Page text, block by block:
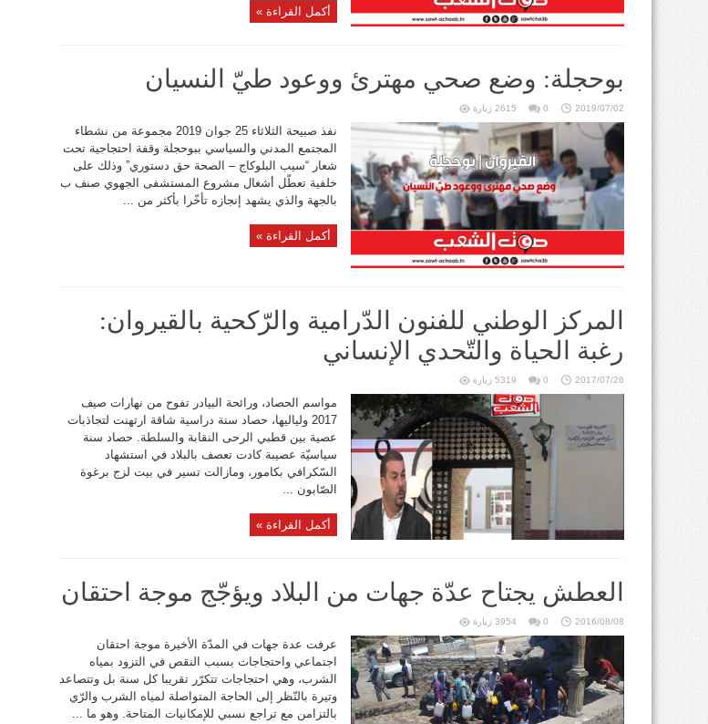
أكمل القراءة »
بوحجلة: وضع صحي مهترئ ووعود طيّ النسيان
2019/07/02
0 2615 زيارة
نفذ صبيحة الثلاثاء 25 جوان 2019 مجموعة من نشطاء
المجتمع المدني والسياسي ببوحجلة وقفة احتجاجية تحت
شعار “سيب البلوكاج – الصحة حق دستوري” وذلك على
خلفية تعطّل أشغال مشروع المستشفى الجهوي صنف ب
بالجهة والذي يشهد إنجازه تأخّرا بأكثر من ...
أكمل القراءة »
المركز الوطني للفنون الدّرامية والرّكحية بالقيروان:
رغبة الحياة والتّحدي الإنساني
2017/07/26
0 5319 زيارة
مواسم الحصاد، ورائحة البيادر تفوح من نهارات صيف
2017 ولياليها، حصاد سنة دراسية شاقة ارتهنت لتجاذبات
عصية بين قطبي الرحى النقابة والسلطة. حصاد سنة
سياسيّة عصيبة كادت تعصف بالبلاد في استشهاد
السّكرافي بكامور، ومازالت تسير في بيت لزج برغوة
الصّابون ...
أكمل القراءة »
العطش يجتاح عدّة جهات من البلاد ويؤجّج موجة احتقان
2016/08/08
0 3954 زيارة
عرفت عدة جهات في المدّة الأخيرة موجة احتقان
اجتماعي واحتجاجات بسبب النقص في التزود بمياه
الشرب، وهي احتجاجات تتكرّر تقريبا كل سنة بل وتتصاعد
وتيرة بالنّظر إلى الحاجة المتواصلة لمياه الشرب والرّي
بالتزامن مع تراجع نسبي للإمكانيات المتاحة. وهو ما ...